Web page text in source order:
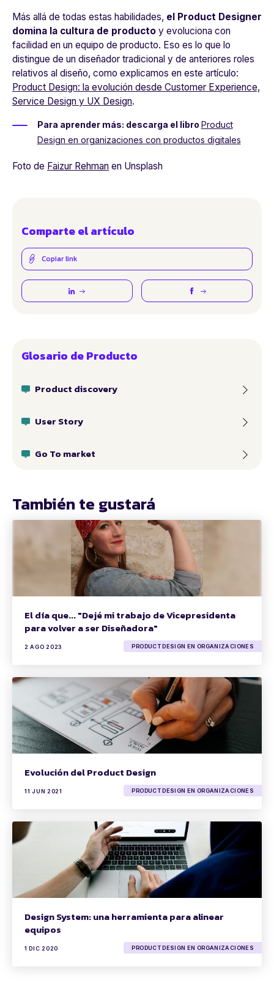
Más allá de todas estas habilidades, el Product Designer
domina la cultura de producto y evoluciona con
facilidad en un equipo de producto. Eso es lo que lo
distingue de un diseñador tradicional y de anteriores roles
relativos al diseño, como explicamos en este artículo:
Product Design: la evolución desde Customer Experience,
Service Design y UX Design.
Para aprender más: descarga el libro Product
Design en organizaciones con productos digitales
Foto de Faizur Rehman en Unsplash
Comparte el artículo
Copiar link
Glosario de Producto
Product discovery
User Story
Go To market
También te gustará
El día que... "Dejé mi trabajo de Vicepresidenta
para volver a ser Diseñadora"
2 AGO 2023 PRODUCT DESIGN EN ORGANIZACIONES
Evolución del Product Design
11 JUN 2021 PRODUCT DESIGN EN ORGANIZACIONES
Design System: una herramienta para alinear
equipos
1 DIC 2020 PRODUCT DESIGN EN ORGANIZACIONES